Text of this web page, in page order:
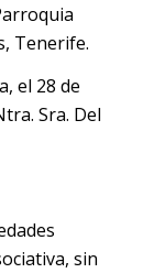
Tenerife.
el 28 de
Sra. Del
sin